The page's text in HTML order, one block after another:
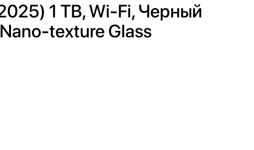
1 TB, Wi-Fi, Черный
texture Glass